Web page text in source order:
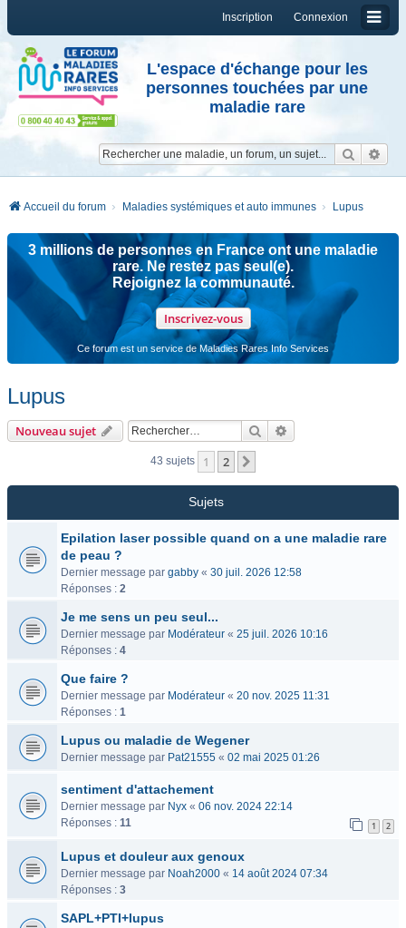
Connexion
Inscription
L'espace d'échange pour les
personnes touchées par une
maladie rare
Accueil du forum Maladies systémiques et auto immunes Lupus
3 millions de personnes en France ont une maladie
rare. Ne restez pas seul(e).
Rejoignez la communauté.
Inscrivez-vous
Ce forum est un service de Maladies Rares Info Services
Lupus
Nouveau sujet Rechercher
43 sujets 1 2
Sujets
Epilation laser possible quand on a une maladie rare
de peau ?
Dernier message par gabby « 30 juil. 2026 12:58
Réponses : 2
Je me sens un peu seul...
Dernier message par Modérateur « 25 juil. 2026 10:16
Réponses : 4
Que faire ?
Dernier message par Modérateur « 20 nov. 2025 11:31
Réponses : 1
Lupus ou maladie de Wegener
Dernier message par Pat21555 « 02 mai 2025 01:26
sentiment d'attachement
Dernier message par Nyx « 06 nov. 2024 22:14
Réponses : 11 1 2
Lupus et douleur aux genoux
Dernier message par Noah2000 « 14 août 2024 07:34
Réponses : 3
SAPL+PTI+lupus